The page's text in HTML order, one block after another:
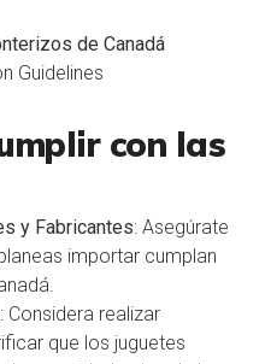
de Canadá
Guidelines
con las
y Fabricantes: Asegúrate
importar cumplan
: Considera realizar
que los juguetes